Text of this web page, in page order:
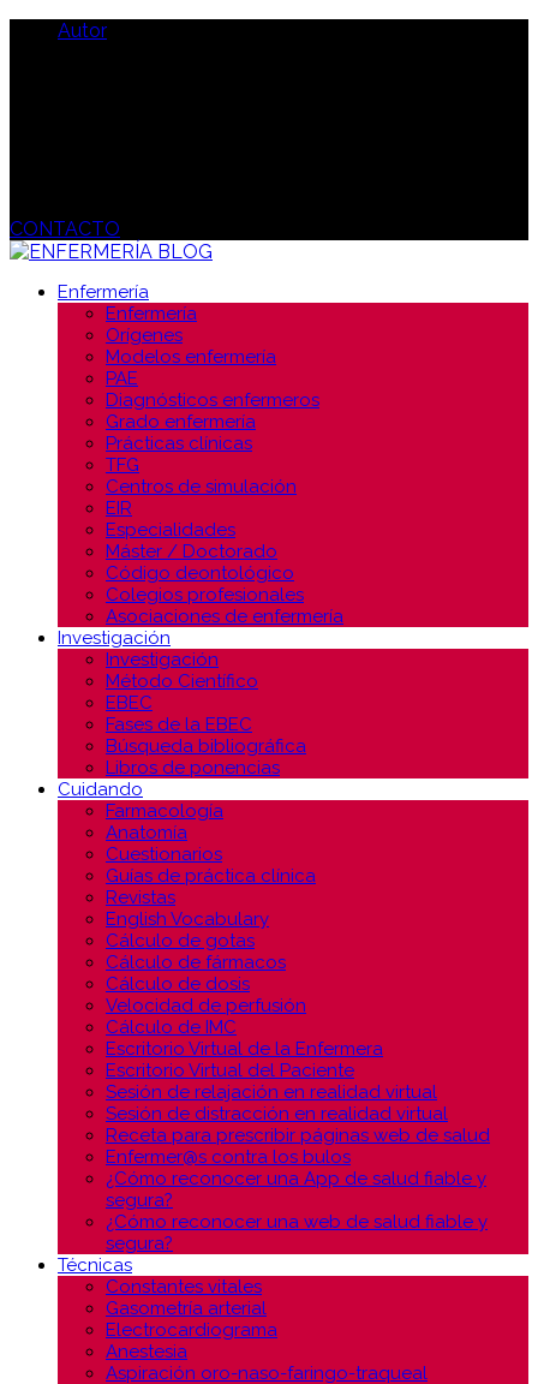
Autor
CONTACTO
Enfermería
Enfermería
Orígenes
Modelos enfermería
PAE
Diagnósticos enfermeros
Grado enfermería
Prácticas clínicas
TFG
Centros de simulación
EIR
Especialidades
Máster / Doctorado
Código deontológico
Colegios profesionales
Asociaciones de enfermería
Investigación
Investigación
Método Científico
EBEC
Fases de la EBEC
Búsqueda bibliográfica
Libros de ponencias
Cuidando
Farmacología
Anatomía
Cuestionarios
Guías de práctica clínica
Revistas
English Vocabulary
Cálculo de gotas
Cálculo de fármacos
Cálculo de dosis
Velocidad de perfusión
Cálculo de IMC
Escritorio Virtual de la Enfermera
Escritorio Virtual del Paciente
Sesión de relajación en realidad virtual
Sesión de distracción en realidad virtual
Receta para prescribir páginas web de salud
Enfermer@s contra los bulos
¿Cómo reconocer una App de salud fiable y
segura?
¿Cómo reconocer una web de salud fiable y
segura?
Técnicas
Constantes vitales
Gasometría arterial
Electrocardiograma
Anestesia
Aspiración oro-naso-faringo-traqueal